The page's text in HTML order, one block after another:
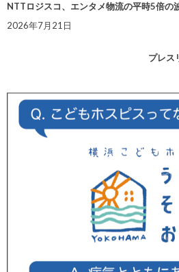
NTTロジスコ、エンタメ物流の平時5倍
2026年7月21日
プレス